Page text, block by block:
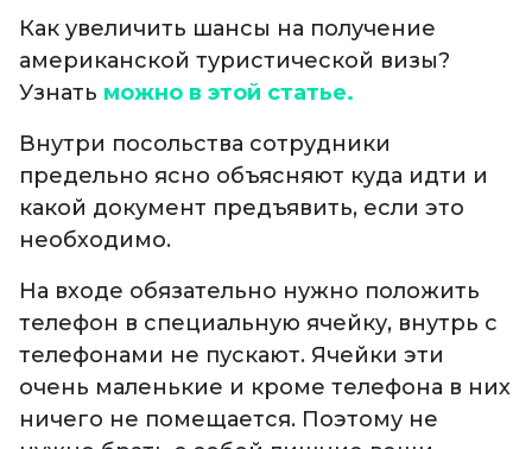
Как увеличить шансы на получение
американской туристической визы?
Узнать можно в этой статье.
Внутри посольства сотрудники
предельно ясно объясняют куда идти и
какой документ предъявить, если это
необходимо.
На входе обязательно нужно положить
телефон в специальную ячейку, внутрь с
телефонами не пускают. Ячейки эти
очень маленькие и кроме телефона в них
ничего не помещается. Поэтому не